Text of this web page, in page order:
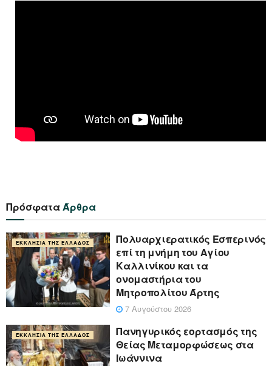
ΠρόσφαταΆρθρα
ΕΚΚΛΗΣΊΑ ΤΗΣ ΕΛΛΆΔΟΣ
Πολυαρχιερατικός Εσπερινός
επί τη μνήμη του Αγίου
Καλλινίκου και τα
ονομαστήρια του
Μητροπολίτου Άρτης
7 Αυγούστου 2026
ΕΚΚΛΗΣΊΑ ΤΗΣ ΕΛΛΆΔΟΣ
Πανηγυρικός εορτασμός της
Θείας Μεταμορφώσεως στα
Ιωάννινα